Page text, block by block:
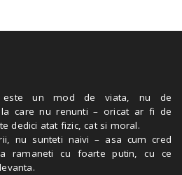
este un mod de viata, nu de
care nu renunti – oricat ar fi de
dedici atat fizic, cat si moral.
nu sunteti naivi – asa cum cred
ramaneti cu foarte putin, cu ce